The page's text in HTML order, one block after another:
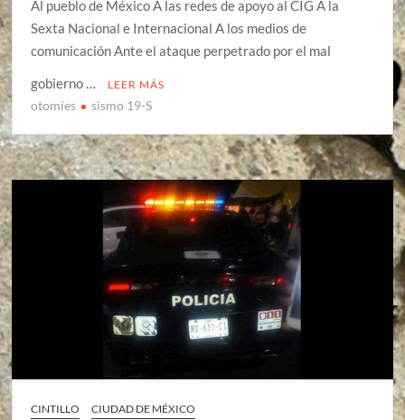
Al pueblo de México A las redes de apoyo al CIG A la
Sexta Nacional e Internacional A los medios de
comunicación Ante el ataque perpetrado por el mal
gobierno …
LEER MÁS
otomíes sismo 19-S
CINTILLO
CIUDAD DE MÉXICO